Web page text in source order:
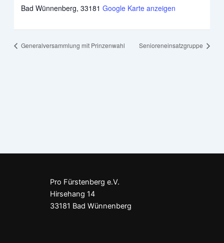
Bad Wünnenberg, 33181 Google Karte anzeigen
Generalversammlung mit Prinzenwahl Senioreneinsatzgruppe
Pro Fürstenberg e.V.
Hirsehang 14
33181 Bad Wünnenberg